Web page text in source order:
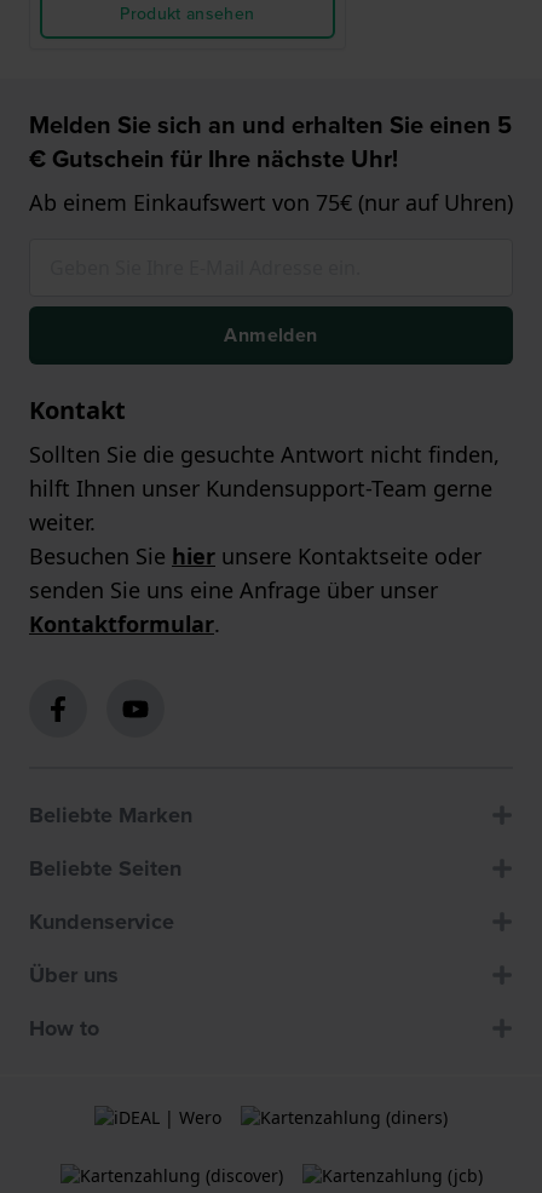
Produkt ansehen
Melden Sie sich an und erhalten Sie einen 5
€ Gutschein für Ihre nächste Uhr!
Ab einem Einkaufswert von 75€ (nur auf Uhren)
Anmelden
Kontakt
Sollten Sie die gesuchte Antwort nicht finden,
hilft Ihnen unser Kundensupport-Team gerne
weiter.
Besuchen Sie hier unsere Kontaktseite oder
senden Sie uns eine Anfrage über unser
Kontaktformular.
Beliebte Marken
Beliebte Seiten
Kundenservice
Über uns
How to